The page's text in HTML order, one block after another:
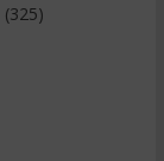
(325)